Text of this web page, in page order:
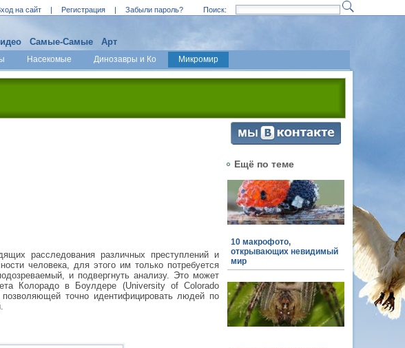
на сайт | Регистрация | Забыли пароль? Поиск:
Насекомые Динозавры и Ко Микромир
Самые-Самые Арт
расследования различных преступлений и
человека, для этого им только потребуется
и подвергнуть анализу. Это может
Колорадо в Боулдере (University of Colorado
позволяющей точно идентифицировать людей по
Ещё по теме
10 макрофото,
открывающих невидимый
мир